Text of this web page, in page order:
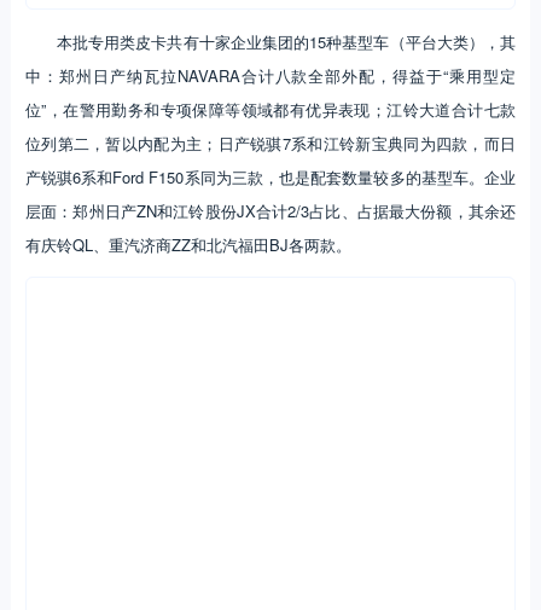
本批专用类皮卡共有十家企业集团的15种基型车（平台大类），其
中：郑州日产纳瓦拉NAVARA合计八款全部外配，得益于“乘用型定
位”，在警用勤务和专项保障等领域都有优异表现；江铃大道合计七款
位列第二，暂以内配为主；日产锐骐7系和江铃新宝典同为四款，而日
产锐骐6系和Ford F150系同为三款，也是配套数量较多的基型车。企业
层面：郑州日产ZN和江铃股份JX合计2/3占比、占据最大份额，其余还
有庆铃QL、重汽济商ZZ和北汽福田BJ各两款。